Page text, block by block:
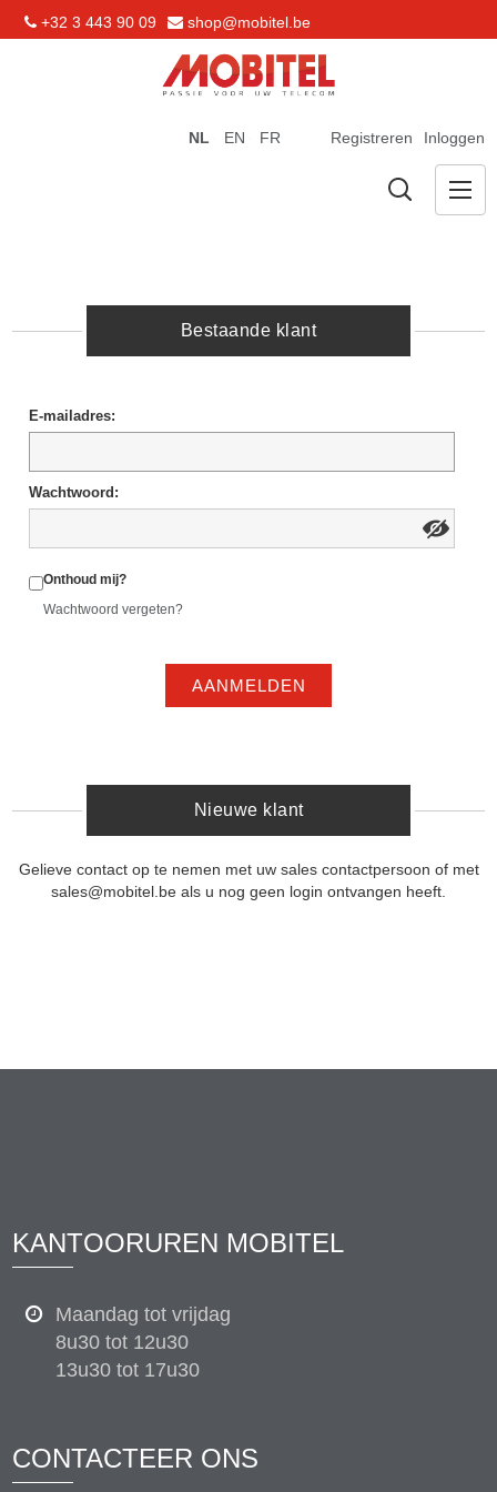
+32 3 443 90 09 shop@mobitel.be
Registreren Inloggen
NL EN FR
Bestaande klant
E-mailadres:
Wachtwoord:
Onthoud mij?
Wachtwoord vergeten?
AANMELDEN
Nieuwe klant
Gelieve contact op te nemen met uw sales contactpersoon of met
sales@mobitel.be als u nog geen login ontvangen heeft.
KANTOORUREN MOBITEL
Maandag tot vrijdag
8u30 tot 12u30
13u30 tot 17u30
CONTACTEER ONS